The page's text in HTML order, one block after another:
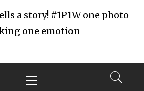
a story! #1P1W one photo
one emotion
principal